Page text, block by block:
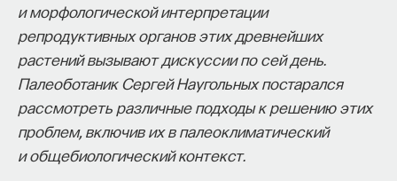
и морфологической интерпретации
репродуктивных органов этих древнейших
растений вызывают дискуссии по сей день.
Палеоботаник Сергей Наугольных постарался
рассмотреть различные подходы к решению этих
проблем, включив их в палеоклиматический
и общебиологический контекст.